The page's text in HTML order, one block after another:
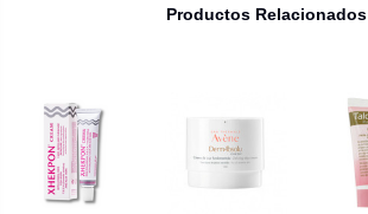
Productos Relacionados